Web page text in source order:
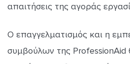
απαιτήσεις της αγοράς
Ο επαγγελματισμός και η
συμβούλων της ProfessionAid